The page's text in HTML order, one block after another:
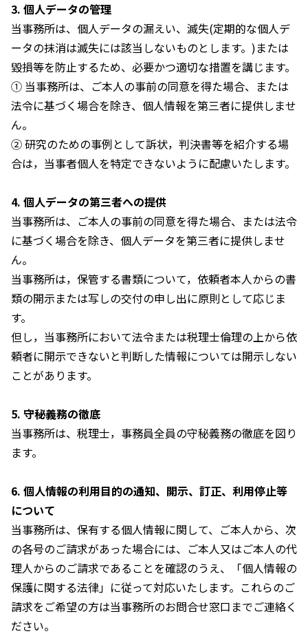
3. 個人データの管理
当事務所は、個人データの漏えい、滅失(定期的な個人デ
ータの抹消は滅失には該当しないものとします。)または
毀損等を防止するため、必要かつ適切な措置を講じます。
① 当事務所は、ご本人の事前の同意を得た場合、または
法令に基づく場合を除き、個人情報を第三者に提供しませ
ん。
② 研究のための事例として訴状，判決書等を紹介する場
合は，当事者個人を特定できないように配慮いたします。
4. 個人データの第三者への提供
当事務所は、ご本人の事前の同意を得た場合、または法令
に基づく場合を除き、個人データを第三者に提供しませ
ん。
当事務所は，保管する書類について，依頼者本人からの書
類の開示または写しの交付の申し出に原則として応じま
す。
但し，当事務所において法令または税理士倫理の上から依
頼者に開示できないと判断した情報については開示しない
ことがあります。
5. 守秘義務の徹底
当事務所は、税理士，事務員全員の守秘義務の徹底を図り
ます。
6. 個人情報の利用目的の通知、開示、訂正、利用停止等
について
当事務所は、保有する個人情報に関して、ご本人から、次
の各号のご請求があった場合には、ご本人又はご本人の代
理人からのご請求であることを確認のうえ、「個人情報の
保護に関する法律」に従って対応いたします。これらのご
請求をご希望の方は当事務所のお問合せ窓口までご連絡く
ださい。